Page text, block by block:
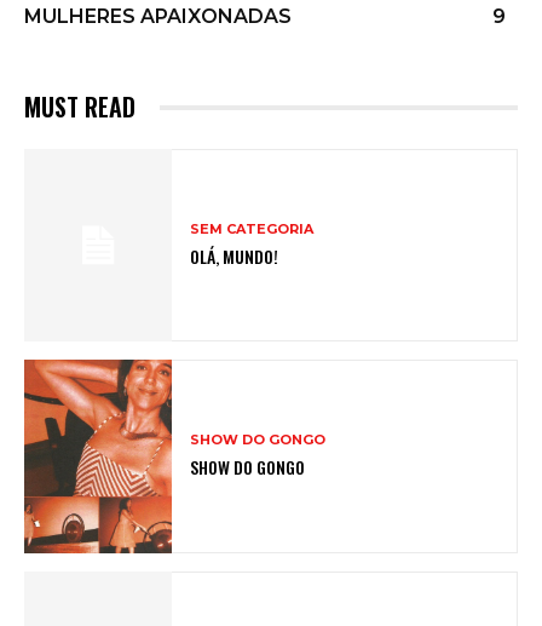
MULHERES APAIXONADAS
9
MUST READ
SEM CATEGORIA
OLÁ, MUNDO!
SHOW DO GONGO
SHOW DO GONGO